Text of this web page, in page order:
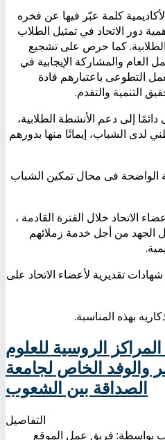
كلمة عبّر فيها عن فخره
دور الاتحاد في تمثيل الطلاب
كما حرص على تشجيع
العام والمشاركة الإيجابية في
التطوعى باعتبارهم قادة
التنمية والتقدم.
إلى دعم الأنشطة الطلابية،
لدى الشباب، إيمانًا منها بدورهم
الواضحة فى محال تمكين الشباب
خلال الفترة القادمة ،
الجهد من أجل خدمة زملائهم
تقديرية لأعضاء الاتحاد على
بهذه المناسبة.
الروسية للعلوم
والوفد الخاص لجامعة
الصداقة بين الشعوب
التفاصيل
بواسطة: فريق عمل الموقع